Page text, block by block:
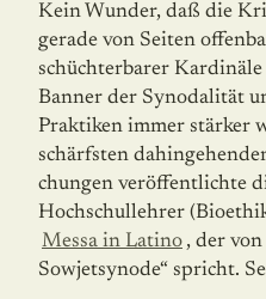
Kein Wunder, daß die
gerade von Seiten
schüchterbarer
Banner der Synodalität
Praktiken immer stärker
schärfsten
chungen veröffentlichte
Hochschullehrer
Messa in Latino , der
Sowjetsynode“ spricht.